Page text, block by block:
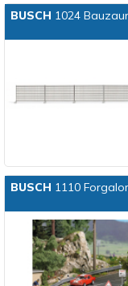
BUSCH 1024
BUSCH 1110